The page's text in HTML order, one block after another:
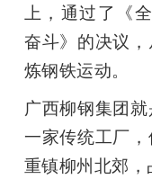
公
开
课
活
上，通过了《
奋斗》的决议
炼钢铁运动。
广西柳钢集团
一家传统工厂
重镇柳州北郊，